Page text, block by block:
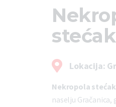
Lokacija:
Nekropola
naselju Gračanica,